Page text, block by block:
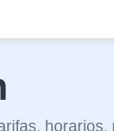
horarios,